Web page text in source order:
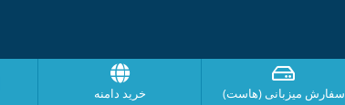
خرید دامنه سفارش میزبانی (هاست)